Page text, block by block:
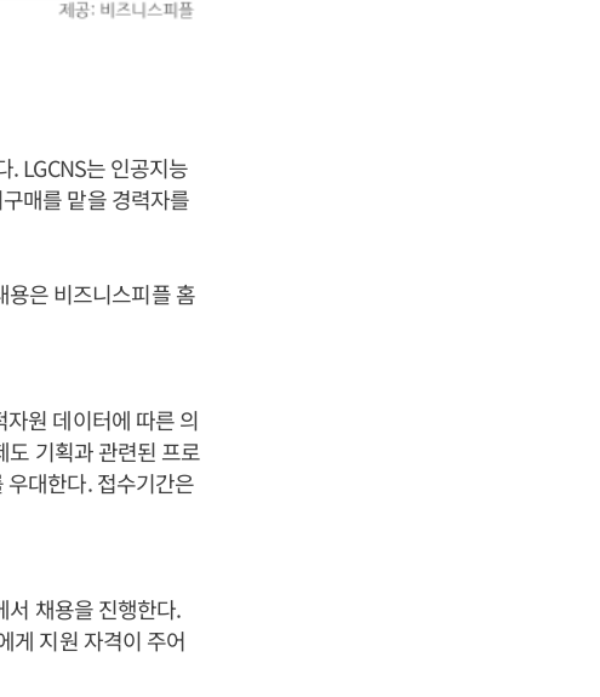
. LGCNS는 인공지능
매를 맡을 경력자를
은 비즈니스피플 홈
원 데이터에 따른 의
도 기획과 관련된 프로
대한다. 접수기간은
서 채용을 진행한다.
게 지원 자격이 주어